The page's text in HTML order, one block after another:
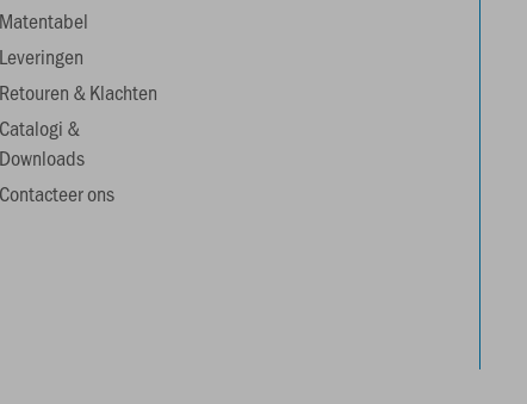
Matentabel
Leveringen
Retouren & Klachten
Catalogi &
Downloads
Contacteer ons